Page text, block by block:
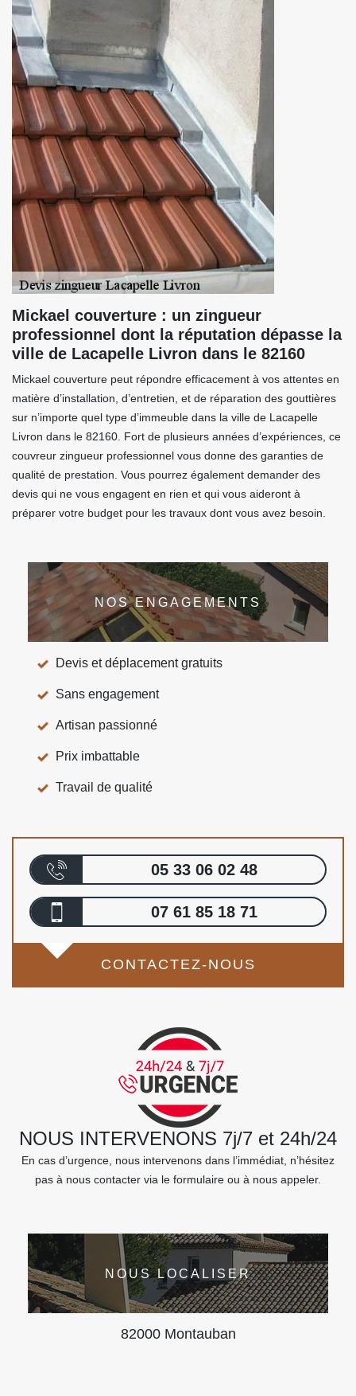
Mickael couverture : un zingueur
professionnel dont la réputation dépasse la
ville de Lacapelle Livron dans le 82160
Mickael couverture peut répondre efficacement à vos attentes en
matière d’installation, d’entretien, et de réparation des gouttières
sur n’importe quel type d’immeuble dans la ville de Lacapelle
Livron dans le 82160. Fort de plusieurs années d’expériences, ce
couvreur zingueur professionnel vous donne des garanties de
qualité de prestation. Vous pourrez également demander des
devis qui ne vous engagent en rien et qui vous aideront à
préparer votre budget pour les travaux dont vous avez besoin.
NOS ENGAGEMENTS
Devis et déplacement gratuits
Sans engagement
Artisan passionné
Prix imbattable
Travail de qualité
05 33 06 02 48
07 61 85 18 71
CONTACTEZ-NOUS
NOUS INTERVENONS 7j/7 et 24h/24
En cas d’urgence, nous intervenons dans l’immédiat, n’hésitez
pas à nous contacter via le formulaire ou à nous appeler.
NOUS LOCALISER
82000 Montauban